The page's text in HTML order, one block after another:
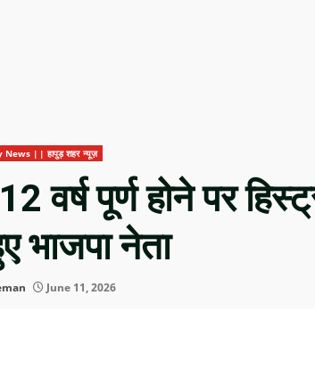
News || हापुड़ शहर न्यूज़
वर्ष पूर्ण होने पर
भाजपा नेता
June 11, 2026